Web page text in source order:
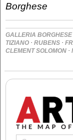
Borghese
GALLERIA BORGHESE
TIZIANO · RUBENS ·
CLEMENT SOLOMON ·